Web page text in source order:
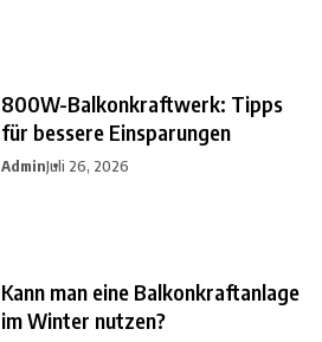
800W-Balkonkraftwerk: Tipps
für bessere Einsparungen
AdminJuli 26, 2026
Kann man eine Balkonkraftanlage
im Winter nutzen?